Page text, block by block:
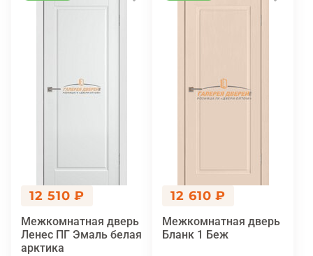
12 510 ₽
Межкомнатная дверь
Ленес ПГ Эмаль белая
арктика
12 610 ₽
Межкомнатная дверь
Бланк 1 Беж